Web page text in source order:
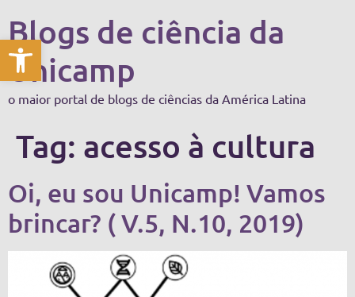
Abrir a barra de ferramentas
Blogs de ciência da
Unicamp
o maior portal de blogs de ciências da América Latina
Tag: acesso à cultura
Oi, eu sou Unicamp! Vamos
brincar? ( V.5, N.10, 2019)